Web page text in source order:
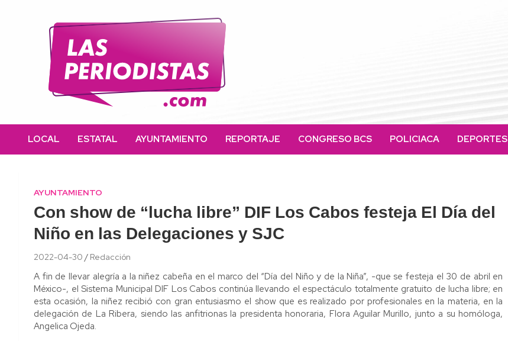
Las Periodistas
informado a la población.
LOCAL
ESTATAL AYUNTAMIENTO REPORTAJE CONGRESO BCS POLICIACA DEPORTES
AYUNTAMIENTO
Con show de “lucha libre” DIF Los Cabos festeja El Día del
Niño en las Delegaciones y SJC
2022-04-30 Redacción
A fin de llevar alegría a la niñez cabeña en el marco del “Día del Niño y de la Niña”, -que se festeja el 30 de abril en
México-, el Sistema Municipal DIF Los Cabos continúa llevando el espectáculo totalmente gratuito de lucha libre; en
esta ocasión, la niñez recibió con gran entusiasmo el show que es realizado por profesionales en la materia, en la
delegación de La Ribera, siendo las anfitrionas la presidenta honoraria, Flora Aguilar Murillo, junto a su homóloga,
Angelica Ojeda.